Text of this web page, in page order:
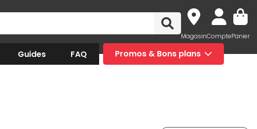
MagasinComptePanier
Guides FAQ Promos & Bons plans